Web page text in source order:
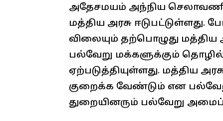
அதேசமயம் அந்நிய
மத்திய அரசு
விலையும் தற்பொழுது மத்திய
பல்வேறு மக்களுக்கும்
ஏற்படுத்தியுள்ளது. மத்திய
குறைக்க வேண்டும் என
துறையினரும் பல்வேறு